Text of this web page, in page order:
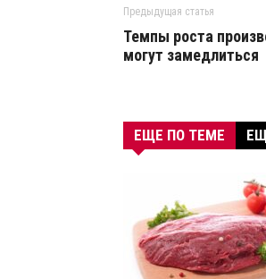
Предыдущая статья
Темпы роста
могут замедлиться
ЕЩЕ ПО ТЕМЕ